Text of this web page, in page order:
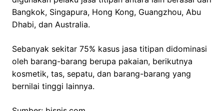
Bangkok, Singapura, Hong Kong, Guangzhou, Abu
Dhabi, dan Australia.
Sebanyak sekitar 75% kasus jasa titipan didominasi
oleh barang-barang berupa pakaian, berikutnya
kosmetik, tas, sepatu, dan barang-barang yang
bernilai tinggi lainnya.